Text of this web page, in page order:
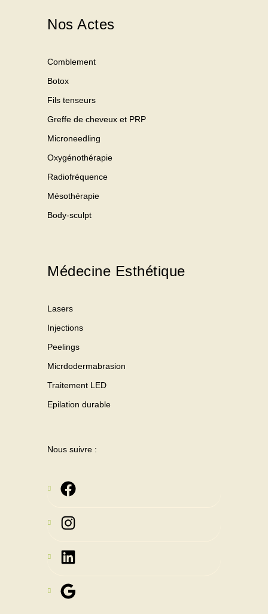
Nos Actes
Comblement
Botox
Fils tenseurs
Greffe de cheveux et PRP
Microneedling
Oxygénothérapie
Radiofréquence
Mésothérapie
Body-sculpt
Médecine Esthétique
Lasers
Injections
Peelings
Micrdodermabrasion
Traitement LED
Epilation durable
Nous suivre :